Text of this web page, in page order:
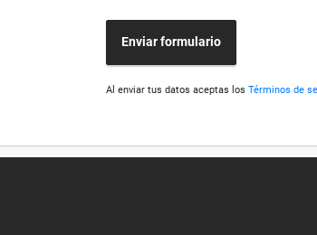
Enviar formulario
Al enviar tus datos aceptas losTérminos de